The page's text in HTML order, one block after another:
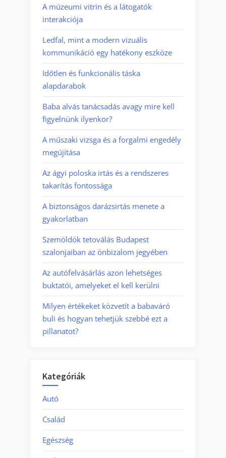
A múzeumi vitrin és a látogatók
interakciója
Ledfal, mint a modern vizuális
kommunikáció egy hatékony eszköze
Időtlen és funkcionális táska
alapdarabok
Baba alvás tanácsadás avagy mire kell
figyelnünk ilyenkor?
A műszaki vizsga és a forgalmi engedély
megújítása
Az ágyi poloska irtás és a rendszeres
takarítás fontossága
A biztonságos darázsirtás menete a
gyakorlatban
Szemöldök tetoválás Budapest
szalonjaiban az önbizalom jegyében
Az autófelvásárlás azon lehetséges
buktatói, amelyeket el kell kerülni
Milyen értékeket közvetít a babaváró
buli és hogyan tehetjük szebbé ezt a
pillanatot?
Kategóriák
Autó
Család
Egészség